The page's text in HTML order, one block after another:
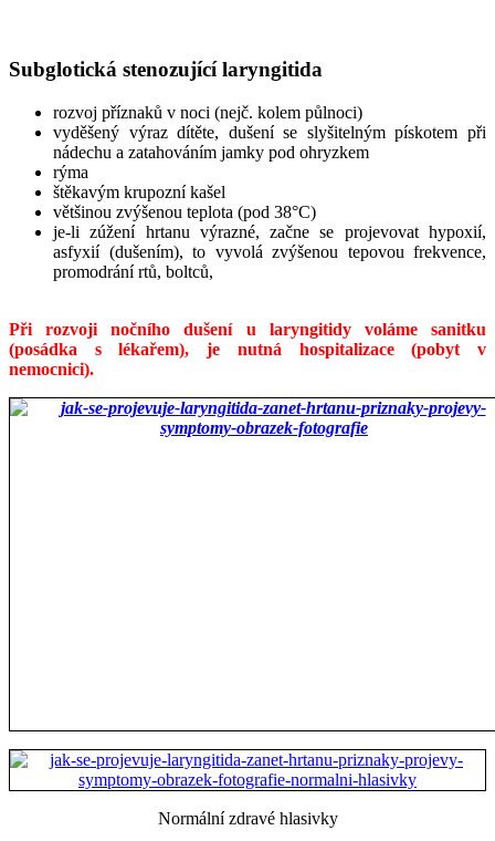
Subglotická stenozující laryngitida
rozvoj příznaků v noci (nejč. kolem půlnoci)
vyděšený výraz dítěte, dušení se slyšitelným pískotem při
nádechu a zatahováním jamky pod ohryzkem
rýma
štěkavým krupozní kašel
většinou zvýšenou teplota (pod 38°C)
je-li zúžení hrtanu výrazné, začne se projevovat hypoxií,
asfyxií (dušením), to vyvolá zvýšenou tepovou frekvence,
promodrání rtů, boltců,
Při rozvoji nočního dušení u laryngitidy voláme sanitku
(posádka s lékařem), je nutná hospitalizace (pobyt v
nemocnici).
Normální zdravé hlasivky